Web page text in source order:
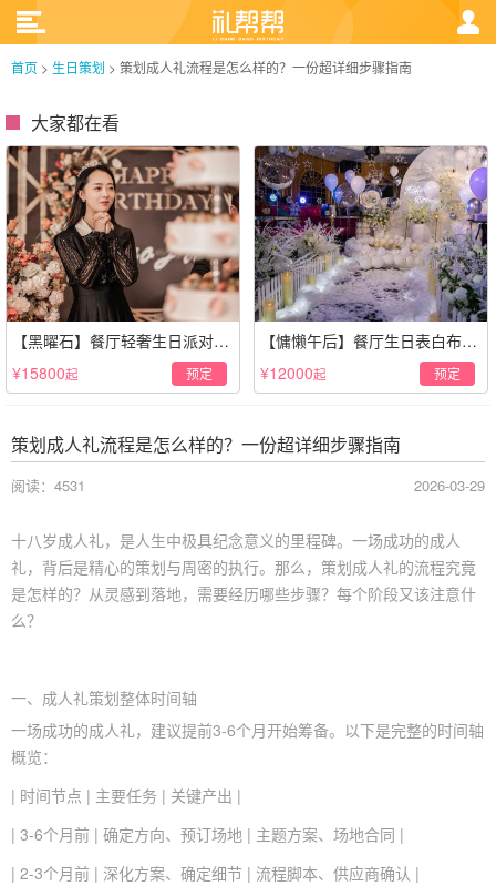
首页 > 生日策划 > 策划成人礼流程是怎么样的？一份超详细步骤指南
大家都在看
【黑曜石】餐厅轻奢生日派对策
划·黑金风格
¥15800起 预定
【慵懒午后】餐厅生日表白布置
场景·轻奢白色系
¥12000起 预定
策划成人礼流程是怎么样的？一份超详细步骤指南
阅读：4531 2026-03-29
十八岁成人礼，是人生中极具纪念意义的里程碑。一场成功的成人
礼，背后是精心的策划与周密的执行。那么，策划成人礼的流程究竟
是怎样的？从灵感到落地，需要经历哪些步骤？每个阶段又该注意什
么？
一、 成人礼策划整体时间轴
一场成功的成人礼，建议提前3-6个月开始筹备。以下是完整的时间轴
概览：
| 时间节点 | 主要任务 | 关键产出 |
| 3-6个月前 | 确定方向、预订场地 | 主题方案、场地合同 |
| 2-3个月前 | 深化方案、确定细节 | 流程脚本、供应商确认 |